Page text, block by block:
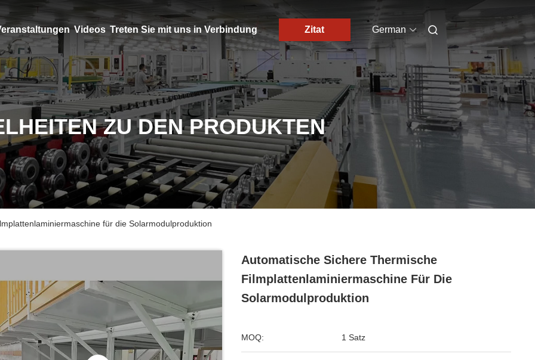
Videos Treten Sie mit uns in Verbindung Zitat German
ZU DEN PRODUKTEN
für die Solarmodulproduktion
Automatische Sichere Thermische
Filmplattenlaminiermaschine Für Die
Solarmodulproduktion
MOQ: 1 Satz